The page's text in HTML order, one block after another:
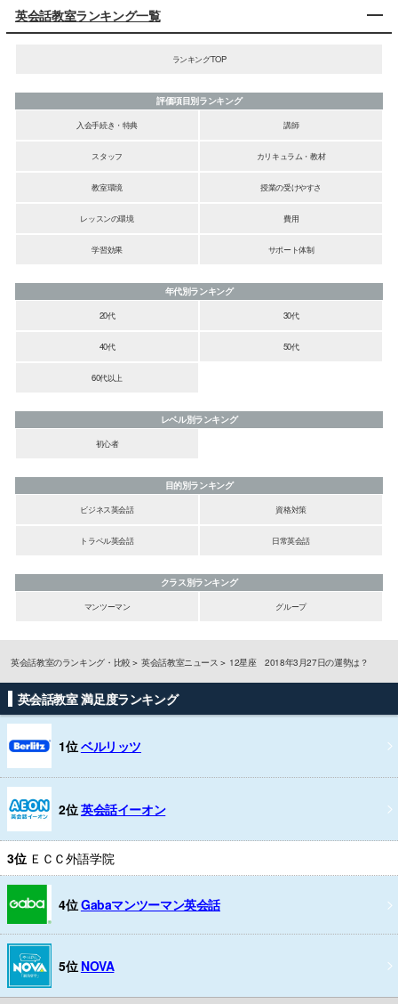
英会話教室ランキング一覧
ランキングTOP
評価項目別ランキング
入会手続き・特典
講師
スタッフ カリキュラム・教材
教室環境 授業の受けやすさ
レッスンの環境 費用
学習効果 サポート体制
年代別ランキング
20代
30代
40代 50代
60代以上
レベル別ランキング
初心者
目的別ランキング
ビジネス英会話
資格対策
トラベル英会話 日常英会話
クラス別ランキング
マンツーマン
グループ
英会話教室のランキング・比較 英会話教室ニュース 12星座 2018年3月27日の運勢は？
英会話教室 満足度ランキング
1位ベルリッツ
2位英会話イーオン
3位 ＥＣＣ外語学院
4位Gabaマンツーマン英会話
5位 NOVA